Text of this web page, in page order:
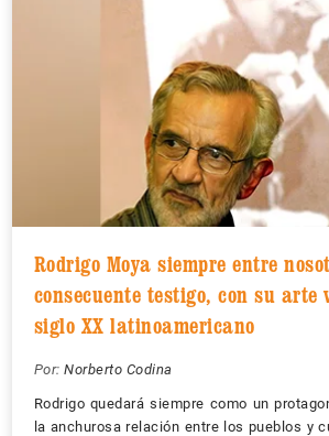
Rodrigo Moya siempre entre
consecuente testigo, con su arte
siglo XX latinoamericano
Por: Norberto Codina
Rodrigo quedará siempre como un
la anchurosa relación entre los pueblos y